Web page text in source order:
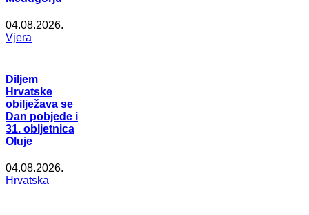
04.08.2026.
Vjera
Diljem
Hrvatske
obilježava se
Dan pobjede i
31. obljetnica
Oluje
04.08.2026.
Hrvatska